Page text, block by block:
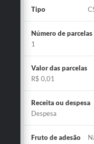
Tipo
Número de parcelas
1
Valor das parcelas
R$ 0,01
Receita ou despesa
Despesa
Fruto de adesão